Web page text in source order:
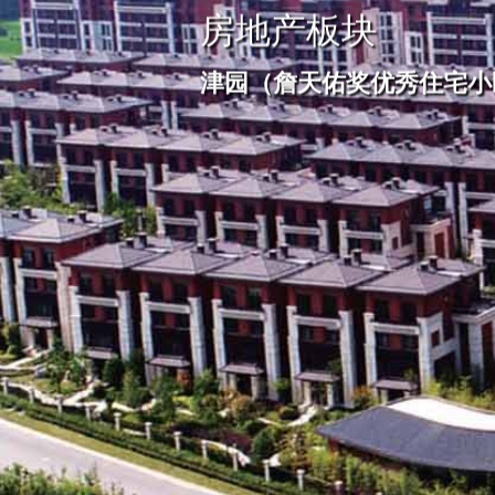
房地产板块
津园（詹天佑奖优秀住宅